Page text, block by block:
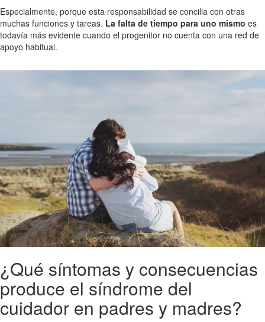
Especialmente, porque esta responsabilidad se concilia con otras
muchas funciones y tareas. La falta de tiempo para uno mismo es
todavía más evidente cuando el progenitor no cuenta con una red de
apoyo habitual.
¿Qué síntomas y consecuencias
produce el síndrome del
cuidador en padres y madres?